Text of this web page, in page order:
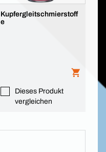
Kupfergleitschmierstoff
e
Dieses Produkt
vergleichen